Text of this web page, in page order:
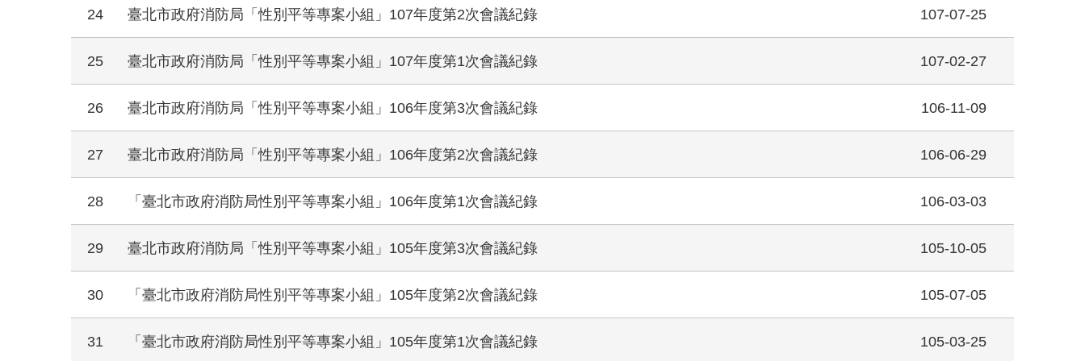
24 臺北市政府消防局「性別平等專案小組」107年度第2次會議紀錄 107-07-25
25 臺北市政府消防局「性別平等專案小組」107年度第1次會議紀錄 107-02-27
26 臺北市政府消防局「性別平等專案小組」106年度第3次會議紀錄 106-11-09
27 臺北市政府消防局「性別平等專案小組」106年度第2次會議紀錄 106-06-29
28 「臺北市政府消防局性別平等專案小組」106年度第1次會議紀錄 106-03-03
29 臺北市政府消防局「性別平等專案小組」105年度第3次會議紀錄 105-10-05
30 「臺北市政府消防局性別平等專案小組」105年度第2次會議紀錄 105-07-05
31 「臺北市政府消防局性別平等專案小組」105年度第1次會議紀錄 105-03-25